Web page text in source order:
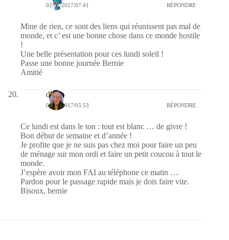
02/01/2017/07:41 RÉPONDRE
Mine de rien, ce sont des liens qui réunissent pas mal de
monde, et c’ est une bonne chose dans ce monde hostile
!
Une belle présentation pour ces lundi soleil !
Passe une bonne journée Bernie
Amitié
dom
02/01/2017/05:53 RÉPONDRE
Ce lundi est dans le ton : tout est blanc … de givre !
Bon début de semaine et d’année !
Je profite que je ne suis pas chez moi pour faire un peu
de ménage sur mon ordi et faire un petit coucou à tout le
monde.
J’espère avoir mon FAI au téléphone ce matin …
Pardon pour le passage rapide mais je dois faire vite.
Bisoux, bernie